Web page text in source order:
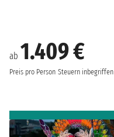
ab 1.409 €
Preis pro Person Steuern inbegriffen